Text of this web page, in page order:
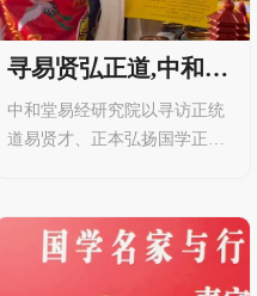
寻易贤弘正道,中和堂
多次深度沟通聘任付
罗玄为副院长
中和堂易经研究院以寻访正统
道易贤才、正本弘扬国学正道
诚意引荐，研究院团队与付罗
玄道长开展多轮深度交流，双
方在文化传承理念、行业规范